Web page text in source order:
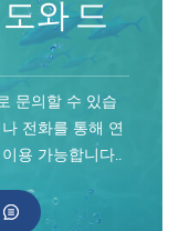
와 드
문의할 수 있습
전화를 통해 연
용 가능합니다..